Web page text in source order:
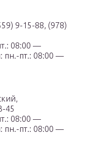
9-15-88, (978)
08:00 —
пн.-пт.: 08:00 —
45
08:00 —
пн.-пт.: 08:00 —